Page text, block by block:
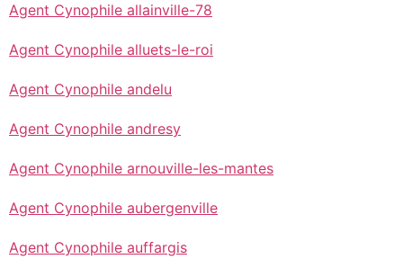
Agent Cynophile allainville-78
Agent Cynophile alluets-le-roi
Agent Cynophile andelu
Agent Cynophile andresy
Agent Cynophile arnouville-les-mantes
Agent Cynophile aubergenville
Agent Cynophile auffargis